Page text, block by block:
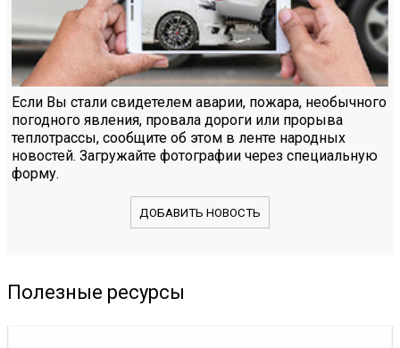
Если Вы стали свидетелем аварии, пожара, необычного
погодного явления, провала дороги или прорыва
теплотрассы, сообщите об этом в ленте народных
новостей. Загружайте фотографии через специальную
форму.
ДОБАВИТЬ НОВОСТЬ
Полезные ресурсы